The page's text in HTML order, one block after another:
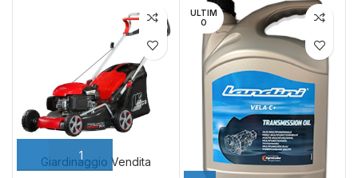
Giardinaggio Vendita
ULTIM
O